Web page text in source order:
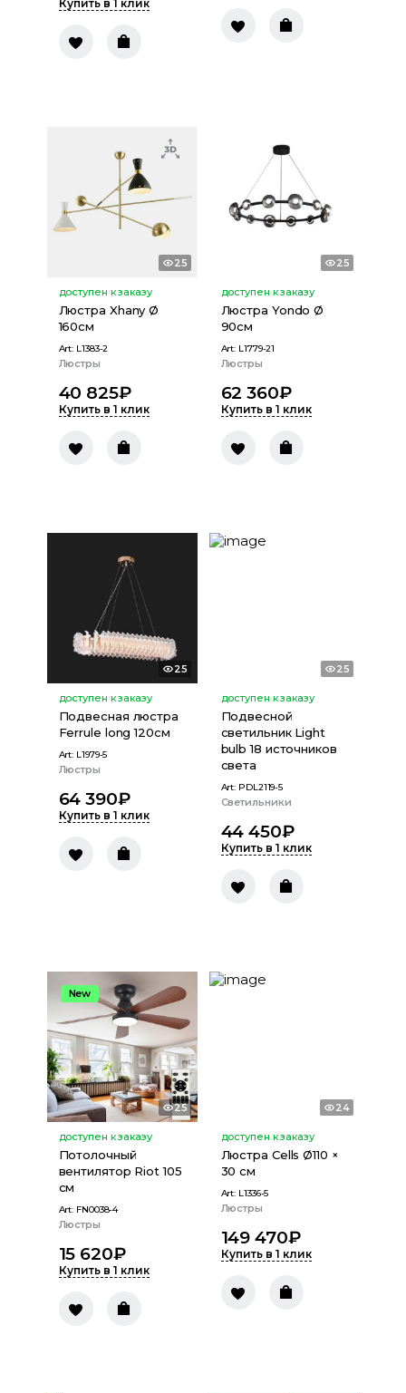
Купить в 1 клик
25
доступен к заказу
Люстра Xhany Ø
160см
Art: L1383-2
Люстры
40 825₽
Купить в 1 клик
25
доступен к заказу
Люстра Yondo Ø
90см
Art: L1779-21
Люстры
62 360₽
Купить в 1 клик
25
доступен к заказу
Подвесная люстра
Ferrule long 120см
Art: L1979-5
Люстры
64 390₽
Купить в 1 клик
25
доступен к заказу
Подвесной
светильник Light
bulb 18 источников
света
Art: PDL2119-5
Светильники
44 450₽
Купить в 1 клик
New
25
доступен к заказу
Потолочный
вентилятор Riot 105
см
Art: FN0038-4
Люстры
15 620₽
Купить в 1 клик
24
доступен к заказу
Люстра Cells Ø110 ×
30 см
Art: L1336-5
Люстры
149 470₽
Купить в 1 клик